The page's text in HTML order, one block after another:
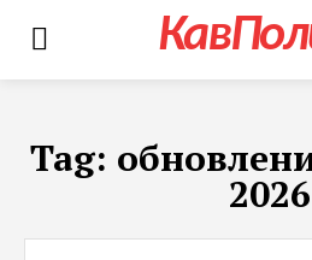
Tag:
2026